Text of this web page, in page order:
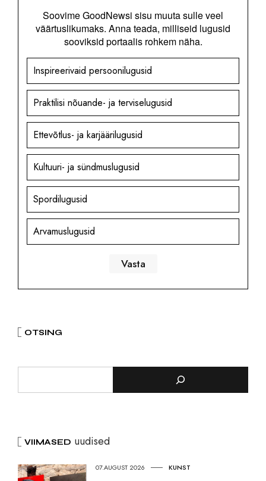
Soovime GoodNewsi sisu muuta sulle veel
väärtuslikumaks. Anna teada, milliseid lugusid
sooviksid portaalis rohkem näha.
Inspireerivaid persoonilugusid
Praktilisi nõuande- ja terviselugusid
Ettevõtlus- ja karjäärilugusid
Kultuuri- ja sündmuslugusid
Spordilugusid
Arvamuslugusid
OTSING
VIIMASED uudised
07.AUGUST 2026 KUNST